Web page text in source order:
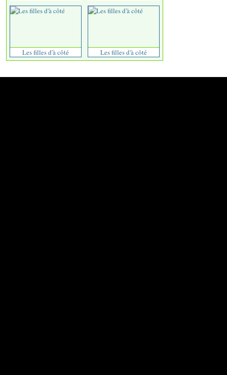
Les filles d'à côté Les filles d'à côté